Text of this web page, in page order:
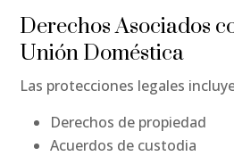
Derechos Asociados
Unión Doméstica
Las protecciones legales
Derechos de propiedad
Acuerdos de custodia